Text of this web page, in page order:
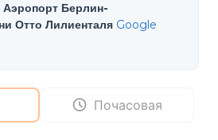
Аэропорт Берлин-
Отто Лилиенталя Google